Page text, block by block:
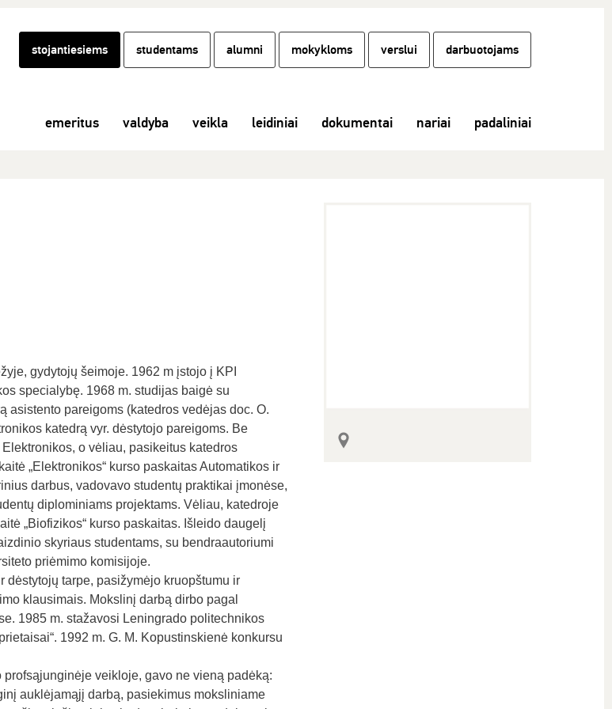
stojantiesiems studentams alumni mokykloms verslui darbuotojams
emeritus valdyba veikla leidiniai dokumentai nariai padaliniai
gydytojų šeimoje. 1962 m įstojo į KPI
specialybę. 1968 m. studijas baigė su
asistento pareigoms (katedros vedėjas doc. O.
katedrą vyr. dėstytojo pareigoms. Be
o vėliau, pasikeitus katedros
„Elektronikos“ kurso paskaitas Automatikos ir
darbus, vadovavo studentų praktikai įmonėse,
diplominiams projektams. Vėliau, katedroje
„Biofizikos“ kurso paskaitas. Išleido daugelį
skyriaus studentams, su bendraautoriumi
priėmimo komisijoje.
tarpe, pasižymėjo kruopštumu ir
klausimais. Mokslinį darbą dirbo pagal
1985 m. stažavosi Leningrado politechnikos
1992 m. G. M. Kopustinskienė konkursu
veikloje, gavo ne vieną padėką:
auklėjamąjį darbą, pasiekimus moksliniame